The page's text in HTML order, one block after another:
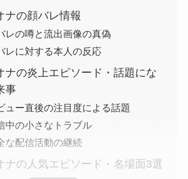
ナの顔バレ情報
レの噂と流出画像の真偽
レに対する本人の反応
ナの炎上エピソード・話題にな
事
ュー直後の注目度による話題
中の小さなトラブル
な配信活動の継続
ナの人気エピソード・名場面3選